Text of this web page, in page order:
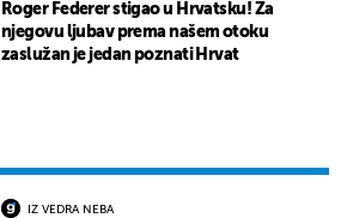
Roger Federer stigao u Hrvatsku! Za
njegovu ljubav prema našem otoku
zaslužan je jedan poznati Hrvat
IZ VEDRA NEBA